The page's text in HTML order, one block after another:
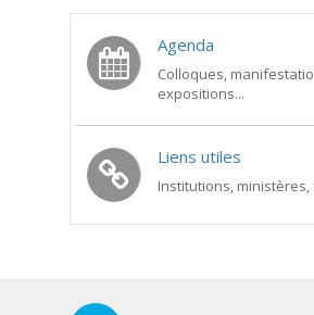
Agenda
Colloques,
expositions...
Liens utiles
Institutions, ministères,